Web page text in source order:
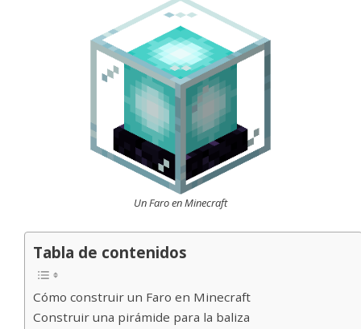
Un Faro en Minecraft
Tabla de contenidos
Cómo construir un Faro en Minecraft
Construir una pirámide para la baliza